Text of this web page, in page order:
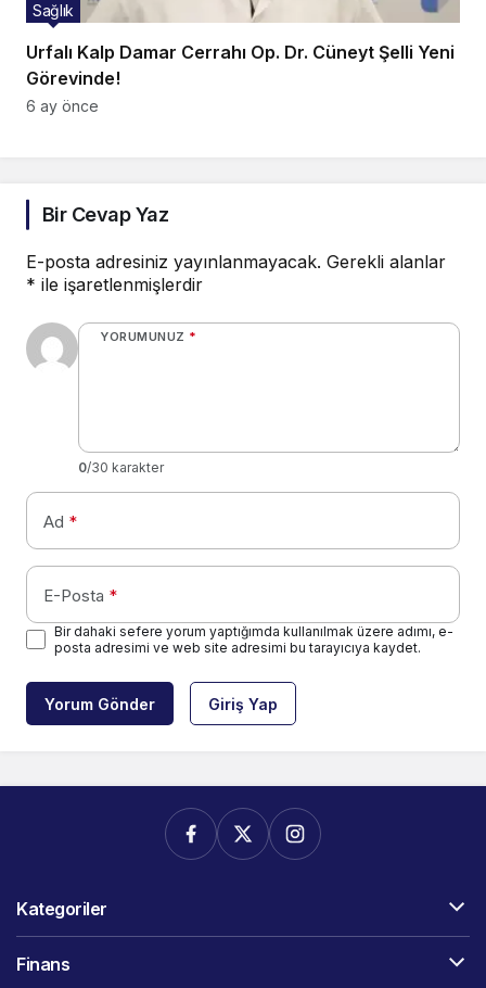
Urfalı Kalp Damar Cerrahı Op. Dr. Cüneyt Şelli Yeni
Görevinde!
Sağlık
6 ay önce
Bir Cevap Yaz
E-posta adresiniz yayınlanmayacak. Gerekli alanlar
* ile işaretlenmişlerdir
YORUMUNUZ *
0/30 karakter
Ad *
E-Posta *
Bir dahaki sefere yorum yaptığımda kullanılmak üzere adımı, e-
posta adresimi ve web site adresimi bu tarayıcıya kaydet.
Yorum Gönder Giriş Yap
Kategoriler
Finans